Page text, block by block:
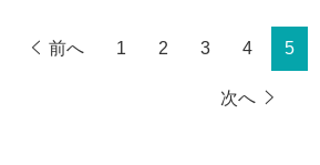
前へ 1 2 3 4 5
次へ